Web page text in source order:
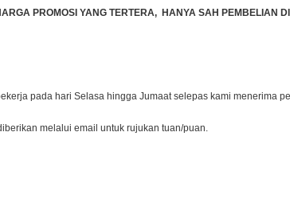
PROMOSI YANG TERTERA, HANYA SAH PEMBELIAN
pada hari Selasa hingga Jumaat selepas kami menerima
melalui email untuk rujukan tuan/puan.